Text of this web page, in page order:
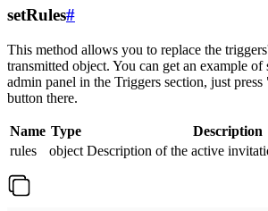
setRules#
This method allows you to replace the
transmitted object. You can get an example
admin panel in the Triggers section, just
button there.
Name Type
Description
rules
object Description of the active